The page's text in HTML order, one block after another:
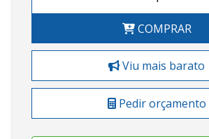
COMPRAR
Viu mais barato
Pedir orçamento